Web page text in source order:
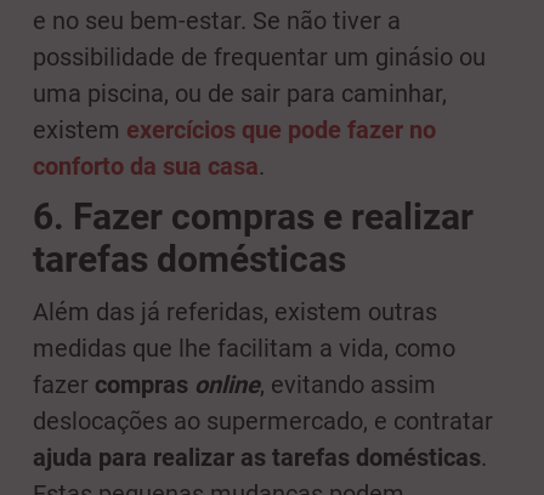
e no seu bem-estar. Se não tiver a
possibilidade de frequentar um ginásio ou
uma piscina, ou de sair para caminhar,
existem exercícios que pode fazer no
conforto da sua casa.
6. Fazer compras e realizar
tarefas domésticas
Além das já referidas, existem outras
medidas que lhe facilitam a vida, como
fazer compras online, evitando assim
deslocações ao supermercado, e contratar
ajuda para realizar as tarefas domésticas.